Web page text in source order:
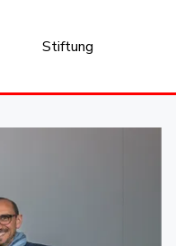
Stiftung